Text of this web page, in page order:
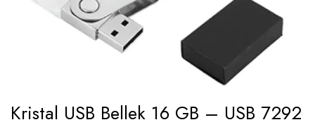
Kristal USB Bellek 16 GB – USB 7292